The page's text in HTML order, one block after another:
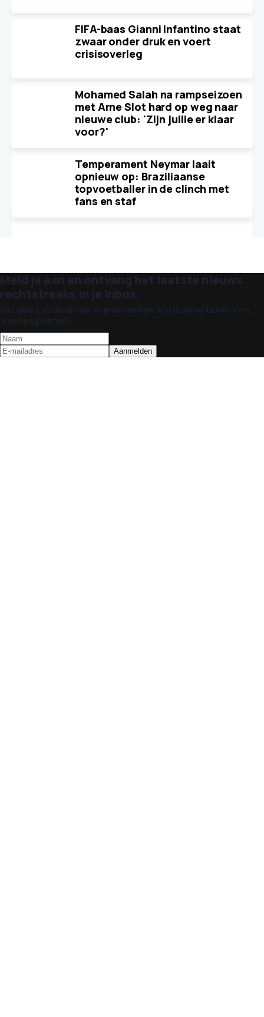
FIFA-baas Gianni Infantino staat
zwaar onder druk en voert
crisisoverleg
Mohamed Salah na rampseizoen
met Arne Slot hard op weg naar
nieuwe club: 'Zijn jullie er klaar
voor?'
Temperament Neymar laait
opnieuw op: Braziliaanse
topvoetballer in de clinch met
fans en staf
Meld je aan en ontvang het laatste nieuws
rechtstreeks in je inbox.
Mis geen spannende evenementen, exclusieve tickets en
unieke updates!